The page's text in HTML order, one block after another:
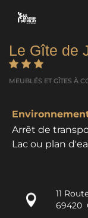
Le Gîte de
MEUBLÉS ET GÎTES À
Arrêt de
Lac ou plan
11
69420